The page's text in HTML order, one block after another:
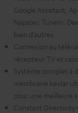
Google Assistant,
Napster, TuneIn,
bien d’autres
Connexion au
récepteur TV et
Système complet à
membrane kevlar
pour une meilleure
Constant Directivity